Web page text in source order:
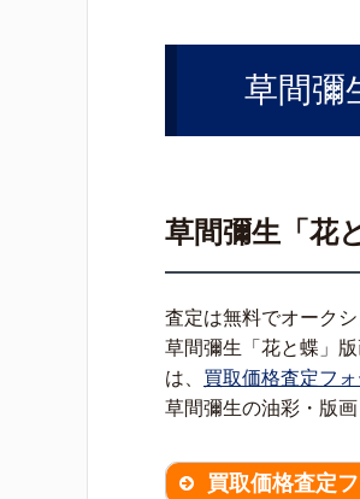
草間彌
草間彌生「花
査定は無料でオーク
草間彌生「花と蝶」
は、 買取価格査定フォ
草間彌生の油彩・版
買取価格査定